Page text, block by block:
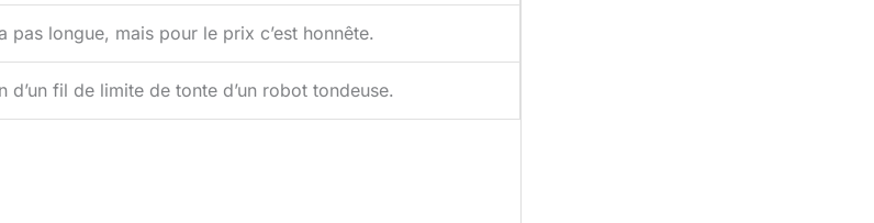
pas longue, mais pour le prix c’est honnête.
d’un fil de limite de tonte d’un robot tondeuse.